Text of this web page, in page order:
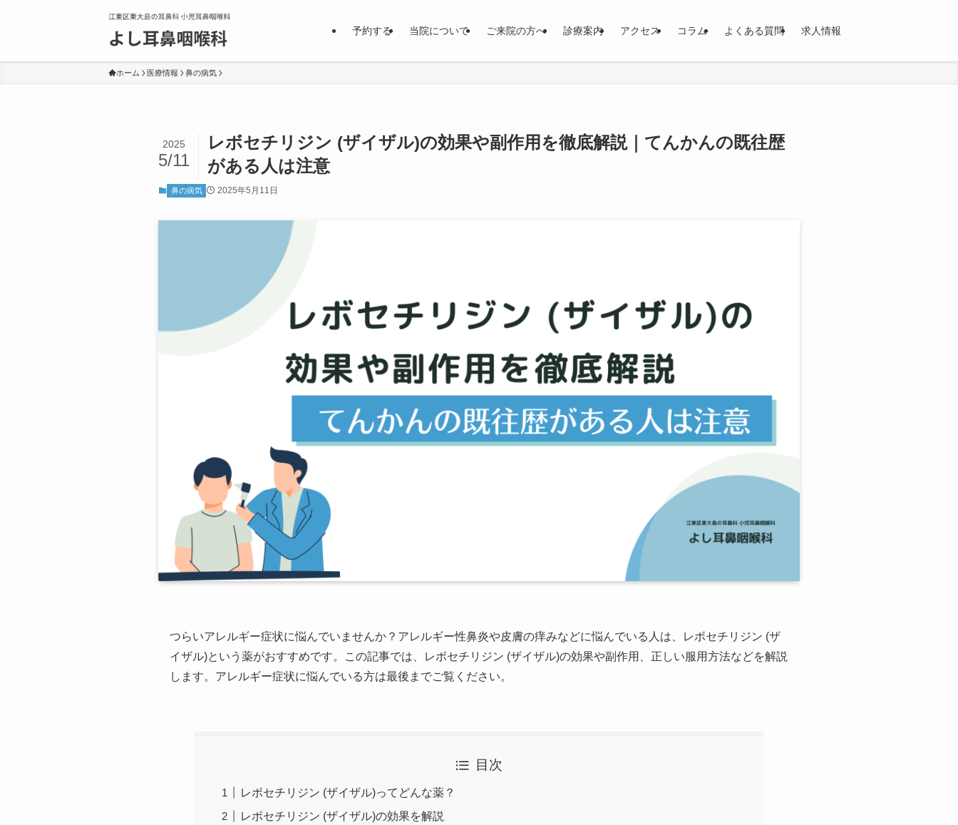
予約する 当院について ご来院の方へ 診療案内 アクセス コラム よくある質問 求人情報
ホーム 医療情報 鼻の病気
レボセチリジン (ザイザル)の効果や副作用を徹底解説｜てんかんの既往歴
がある人は注意
2025
5/11
鼻の病気 2025年5月11日
つらいアレルギー症状に悩んでいませんか？アレルギー性鼻炎や皮膚の痒みなどに悩んでいる人は、レボセチリジン (ザ
イザル)という薬がおすすめです。この記事では、レボセチリジン (ザイザル)の効果や副作用、正しい服用方法などを解説
します。アレルギー症状に悩んでいる方は最後までご覧ください。
目次
レボセチリジン (ザイザル)ってどんな薬？
レボセチリジン (ザイザル)の効果を解説